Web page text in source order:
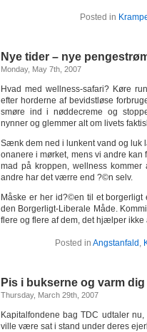
Posted in
Nye tider – nye
Monday, May 7th, 2007
Hvad med wellness-safari? Køre
efter horderne af bevidstløse
smøre ind i nøddecreme og
nynner og glemmer alt om livets
Sænk dem ned i lunkent vand og luk
onanere i mørket, mens vi andre kan
mad på kroppen, wellness
andre har det værre end ?©n selv.
Måske er her id?©en til et borgerligt
den Borgerligt-Liberale Måde.
flere og flere af dem, det hjælper
Posted in Angstanfald
Pis i bukserne og varm dig
Thursday, March 29th, 2007
Kapitalfondene bag TDC udtaler
ville være sat i stand under deres